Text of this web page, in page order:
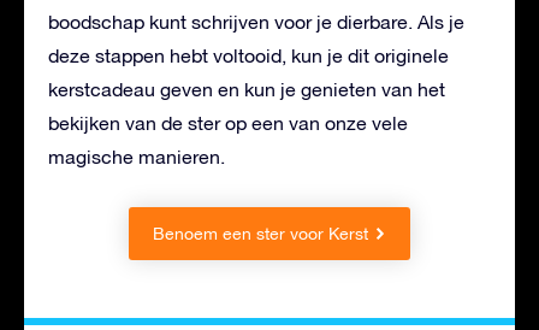
boodschap kunt schrijven voor je dierbare. Als je
deze stappen hebt voltooid, kun je dit originele
kerstcadeau geven en kun je genieten van het
bekijken van de ster op een van onze vele
magische manieren.
Benoem een ster voor Kerst